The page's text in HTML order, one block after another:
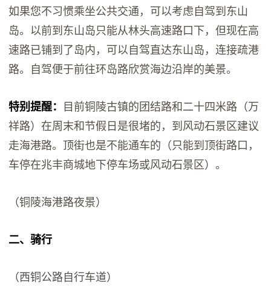
如果您不习惯乘坐公共交通，可以考虑自驾到东山
岛。以前到东山岛只能从林头高速路口下，但现在高
速路已铺到了岛内，可以自驾直达东山岛，连接疏港
路。自驾便于前往环岛路欣赏海边沿岸的美景。
特别提醒：
目前铜陵古镇的团结路和二十四米路（万
祥路）在周末和节假日是很堵的，到风动石景区建议
走海港路。顶街也是不能通车的（只能到顶街路口，
车停在兆丰商城地下停车场或风动石景区）。
（铜陵海港路夜景）
二、骑行
（西铜公路自行车道）